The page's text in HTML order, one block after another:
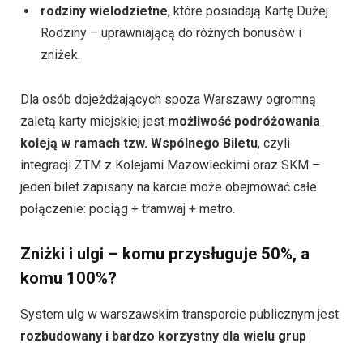
rodziny wielodzietne, które posiadają Kartę Dużej
Rodziny – uprawniającą do różnych bonusów i
zniżek.
Dla osób dojeżdżających spoza Warszawy ogromną
zaletą karty miejskiej jest możliwość podróżowania
koleją w ramach tzw. Wspólnego Biletu, czyli
integracji ZTM z Kolejami Mazowieckimi oraz SKM –
jeden bilet zapisany na karcie może obejmować całe
połączenie: pociąg + tramwaj + metro.
Zniżki i ulgi – komu przysługuje 50%, a
komu 100%?
System ulg w warszawskim transporcie publicznym jest
rozbudowany i bardzo korzystny dla wielu grup